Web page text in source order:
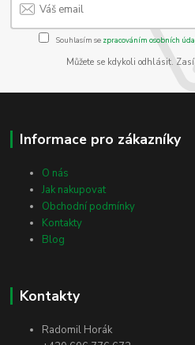
Souhlasím se zpracováním osobních
Můžete se kdykoli odhlásit.
Informace pro zákazníky
O nás
Jak nakupovat
Obchodní podmínky
Kontakty
Blog
Kontakty
Radomil Horák